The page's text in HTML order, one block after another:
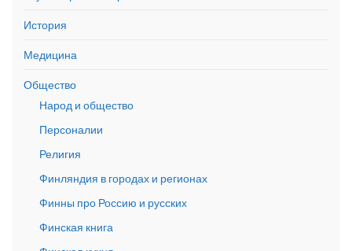
История
Медицина
Общество
Народ и общество
Персоналии
Религия
Финляндия в городах и регионах
Финны про Россию и русских
Финская книга